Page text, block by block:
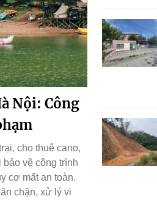
Nội: Công
cho thuê cano,
vệ công trình
cơ mất an toàn.
chặn, xử lý vi